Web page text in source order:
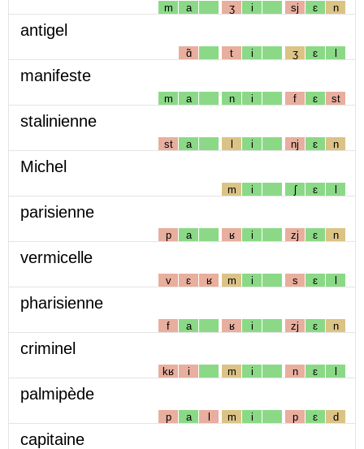
m a ʒ i sj ɛ n
antigel
ɑ̃ t i ʒ ɛ l
manifeste
m a n i f ɛ st
stalinienne
st a l i nj ɛ n
Michel
m i ʃ ɛ l
parisienne
p a ʁ i zj ɛ n
vermicelle
v ɛ ʁ m i s ɛ l
pharisienne
f a ʁ i zj ɛ n
criminel
kʁ i m i n ɛ l
palmipède
p a l m i p ɛ d
capitaine